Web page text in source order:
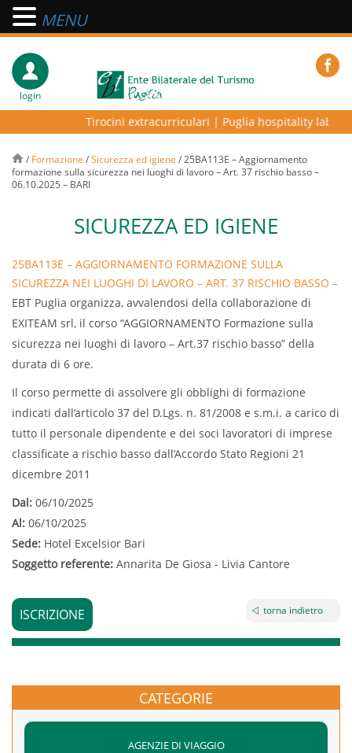
login
Tirocini extracurriculari|Puglia hospitality lab –
/ Formazione /Sicurezza ed igiene /25BA113E – Aggiornamento
formazione sulla sicurezza nei luoghi di lavoro – Art. 37 rischio basso –
06.10.2025 – BARI
SICUREZZA ED IGIENE
25BA113E – AGGIORNAMENTO FORMAZIONE SULLA
SICUREZZA NEI LUOGHI DI LAVORO – ART. 37 RISCHIO BASSO –
06.10.2025 – BARI
EBT Puglia organizza, avvalendosi della collaborazione di
EXITEAM srl, il corso “AGGIORNAMENTO Formazione sulla
sicurezza nei luoghi di lavoro – Art.37 rischio basso” della
durata di 6 ore.
Il corso permette di assolvere gli obblighi di formazione
indicati dall’articolo 37 del D.Lgs. n. 81/2008 e s.m.i. a carico di
tutto il personale dipendente e dei soci lavoratori di imprese
classificate a rischio basso dall’Accordo Stato Regioni 21
dicembre 2011
Dal: 06/10/2025
Al: 06/10/2025
Sede: Hotel Excelsior Bari
Soggetto referente: Annarita De Giosa - Livia Cantore
ISCRIZIONE torna indietro
CATEGORIE
AGENZIE DI VIAGGIO
MENU